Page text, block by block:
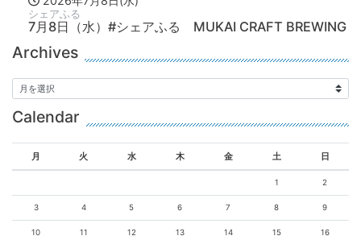
シェアふる
7月8日（水）#シェアふる MUKAI CRAFT BREWING
Archives
Calendar
月 火 水 木 金 土 日
1 2
3 4 5 6 7 8 9
10 11 12 13 14 15 16